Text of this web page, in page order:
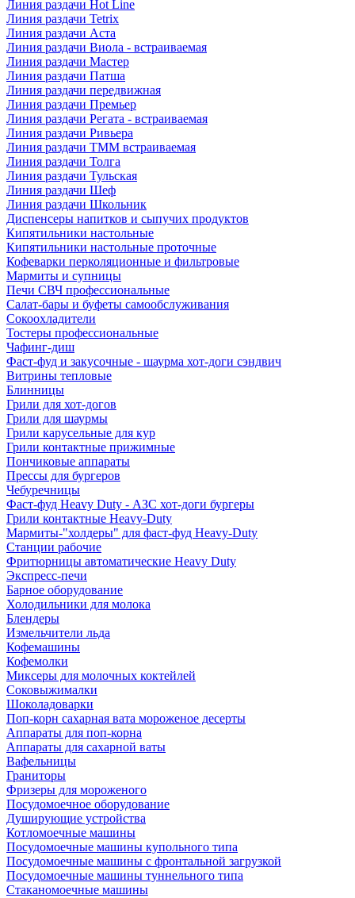
Линия раздачи Hot Line
Линия раздачи Tetrix
Линия раздачи Аста
Линия раздачи Виола - встраиваемая
Линия раздачи Мастер
Линия раздачи Патша
Линия раздачи передвижная
Линия раздачи Премьер
Линия раздачи Регата - встраиваемая
Линия раздачи Ривьера
Линия раздачи ТММ встраиваемая
Линия раздачи Толга
Линия раздачи Тульская
Линия раздачи Шеф
Линия раздачи Школьник
Диспенсеры напитков и сыпучих продуктов
Кипятильники настольные
Кипятильники настольные проточные
Кофеварки перколяционные и фильтровые
Мармиты и супницы
Печи СВЧ профессиональные
Салат-бары и буфеты самообслуживания
Сокоохладители
Тостеры профессиональные
Чафинг-диш
Фаст-фуд и закусочные - шаурма хот-доги сэндвич
Витрины тепловые
Блинницы
Грили для хот-догов
Грили для шаурмы
Грили карусельные для кур
Грили контактные прижимные
Пончиковые аппараты
Прессы для бургеров
Чебуречницы
Фаст-фуд Heavy Duty - АЗС хот-доги бургеры
Грили контактные Heavy-Duty
Мармиты-"холдеры" для фаст-фуд Heavy-Duty
Станции рабочие
Фритюрницы автоматические Heavy Duty
Экспресс-печи
Барное оборудование
Холодильники для молока
Блендеры
Измельчители льда
Кофемашины
Кофемолки
Миксеры для молочных коктейлей
Соковыжималки
Шоколадоварки
Поп-корн сахарная вата мороженое десерты
Аппараты для поп-корна
Аппараты для сахарной ваты
Вафельницы
Граниторы
Фризеры для мороженого
Посудомоечное оборудование
Душирующие устройства
Котломоечные машины
Посудомоечные машины купольного типа
Посудомоечные машины с фронтальной загрузкой
Посудомоечные машины туннельного типа
Стаканомоечные машины